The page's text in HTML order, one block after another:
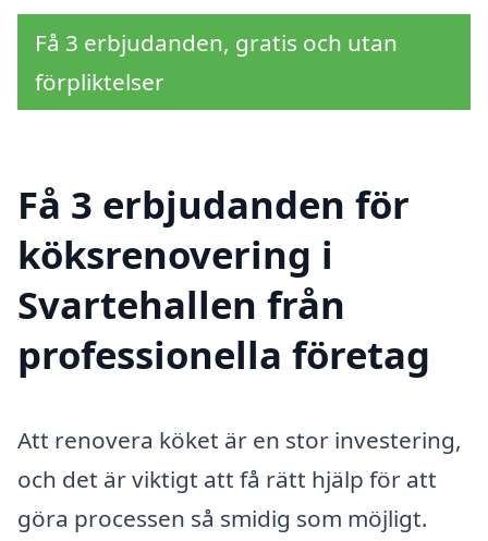
Få 3 erbjudanden, gratis och utan
förpliktelser
Få 3 erbjudanden för
köksrenovering i
Svartehallen från
professionella företag
Att renovera köket är en stor investering,
och det är viktigt att få rätt hjälp för att
göra processen så smidig som möjligt.